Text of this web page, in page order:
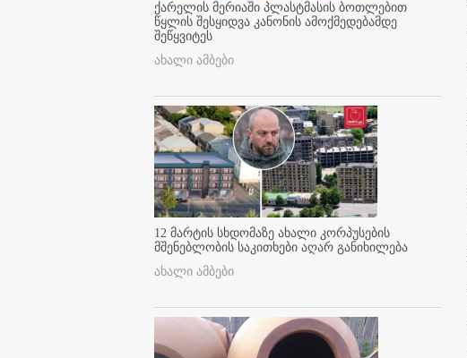
ქარელის მერიაში პლასტმასის ბოთლებით
წყლის შესყიდვა კანონის ამოქმედებამდე
შეწყვიტეს
ახალი ამბები
12 მარტის სხდომაზე ახალი კორპუსების
მშენებლობის საკითხები აღარ განიხილება
ახალი ამბები